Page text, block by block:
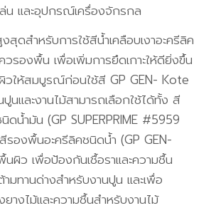
น และอุปกรณ์เครื่องจักรกล
สุดสำหรับการใช้สีน้ำเคลือบเงาอะครีลิค
รองพื้น เพื่อเพิ่มการยึดเกาะให้ดียิ่งขึ้น
วให้สมบูรณ์ก่อนใช้สี GP GEN- Kote
นและงานไม้สามารถเลือกใช้ได้ทั้ง สี
น้ำมัน (GP SUPERPRIME #5959
รองพื้นอะครีลิคชนิดน้ำ (GP GEN-
นผิว เพื่อป้องกันเชื้อราและความชื้น
มทานด่างสำหรับงานปูน และเพื่อ
างไม้และความชื้นสำหรับงานไม้